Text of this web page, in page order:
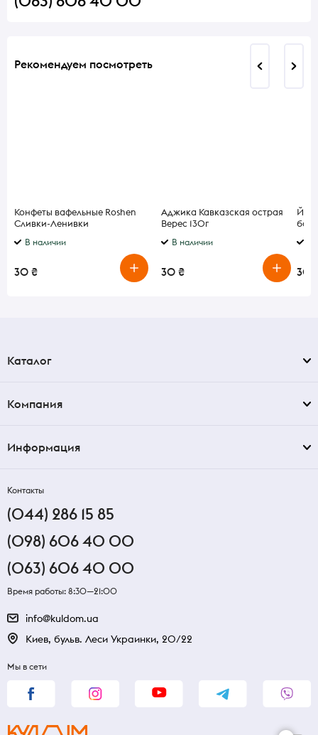
Рекомендуем посмотреть
Конфеты вафельные Roshen
Сливки-Ленивки
В наличии
30 ₴
Аджика Кавказская острая
Верес 130г
В наличии
30 ₴ 30
Каталог
Компания
Информация
Контакты
(044) 286 15 85
(098) 606 40 00
(063) 606 40 00
Время работы: 8:30—21:00
info@kuldom.ua
Киев, бульв. Леси Украинки, 20/22
Мы в сети